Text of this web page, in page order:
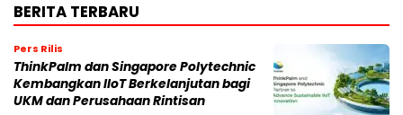
BERITA TERBARU
Pers Rilis
ThinkPalm dan Singapore Polytechnic
Kembangkan IIoT Berkelanjutan bagi
UKM dan Perusahaan Rintisan